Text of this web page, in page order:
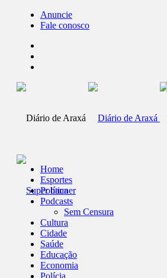
Anuncie
Fale conosco
Home
Esportes
Política
Podcasts
Sem Censura
Cultura
Cidade
Saúde
Educação
Economia
Polícia